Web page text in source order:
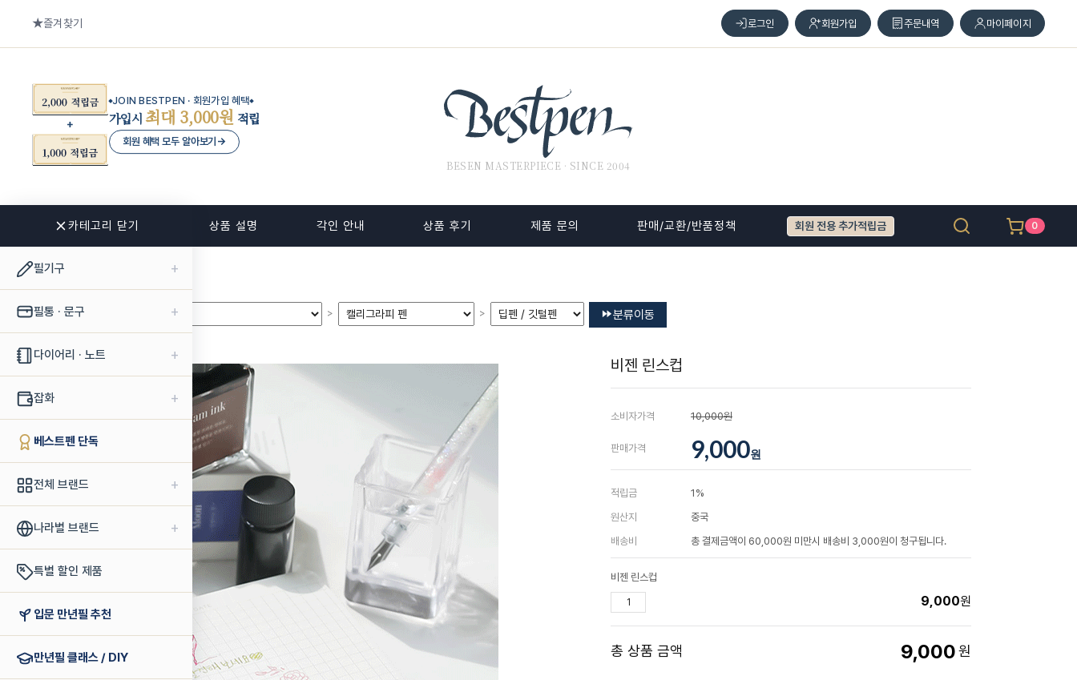
즐겨찾기
JOIN BESTPEN · 회원가입 혜택
가입시 최대 3,000원 적립
회원 혜택 모두 알아보기 →
로그인 회원가입 주문내역 마이페이지
BESEN MASTERPIECE · SINCE 2004
카테고리 닫기
필기구 +
필통 · 문구 +
다이어리 · 노트 +
잡화 +
베스트펜 단독
전체 브랜드 +
나라별 브랜드 +
특별 할인 제품
입문 만년필 추천
만년필 클래스 / DIY
관련 상품 상품 설명 각인 안내 상품 후기 제품 문의 판매/교환/반품정책 회원 전용 추가적립금 0
> > 분류이동
비젠 린스컵
소비자가격 10,000원
판매가격 9,000원
적립금
1%
원산지
중국
배송비
총 결제금액이 60,000원 미만시 배송비 3,000원이 청구됩니다.
비젠 린스컵
9,000원
총 상품 금액 9,000원